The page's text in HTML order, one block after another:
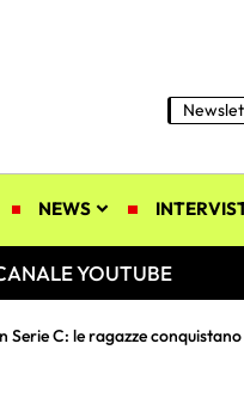
NEWS
YOUTUBE
Serie C: le ragazze